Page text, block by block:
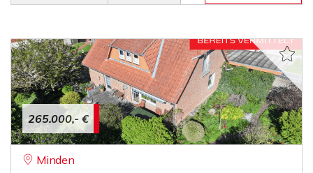
265.000,- €
Minden